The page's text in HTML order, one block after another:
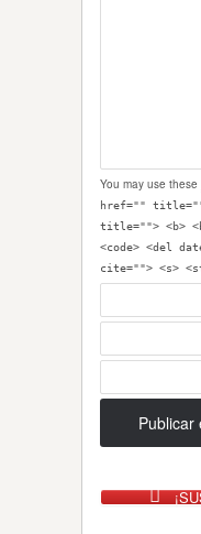
You may use these
href=""
title=""> <b>
<code> <del
cite=""> <s>